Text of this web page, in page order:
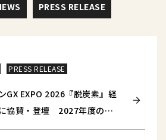
PRESS RELEASE
PRESS RELEASE
GX EXPO 2026『脱炭素』経
協賛・登壇 2027年度の開
Scope 3対応」がテーマ